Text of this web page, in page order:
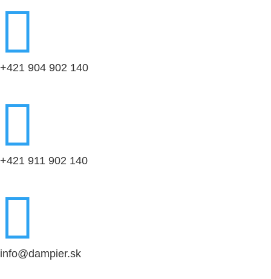

+421 904 902 140

+421 911 902 140

info@dampier.sk